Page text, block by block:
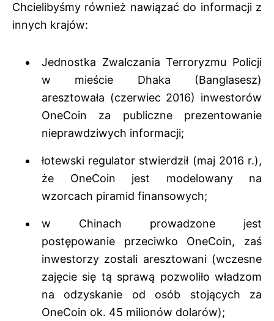
Chcielibyśmy również nawiązać do informacji z
innych krajów:
Jednostka Zwalczania Terroryzmu Policji
w mieście Dhaka (Banglasesz)
aresztowała (czerwiec 2016) inwestorów
OneCoin za publiczne prezentowanie
nieprawdziwych informacji;
łotewski regulator stwierdził (maj 2016 r.),
że OneCoin jest modelowany na
wzorcach piramid finansowych;
w Chinach prowadzone jest
postępowanie przeciwko OneCoin, zaś
inwestorzy zostali aresztowani (wczesne
zajęcie się tą sprawą pozwoliło władzom
na odzyskanie od osób stojących za
OneCoin ok. 45 milionów dolarów);